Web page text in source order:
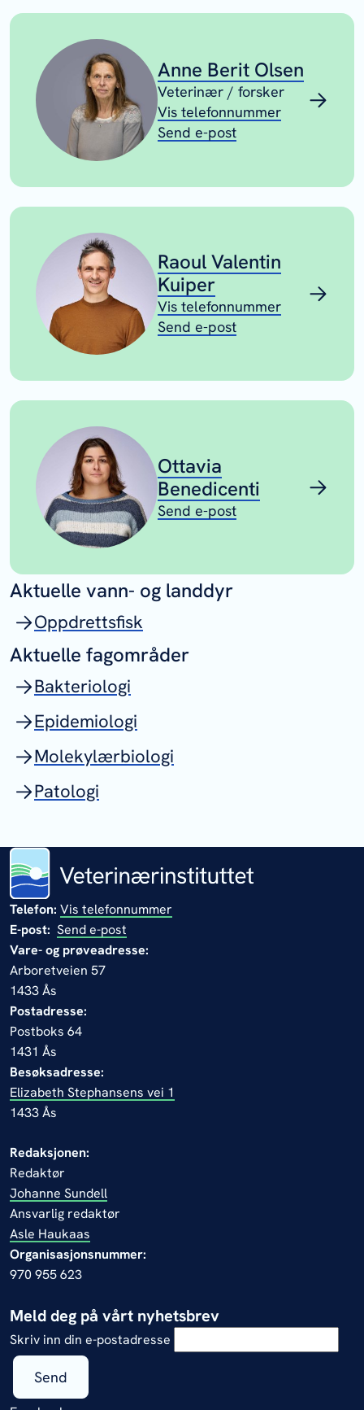
Anne Berit Olsen
Veterinær / forsker
Vis telefonnummer
Send e-post
Raoul Valentin
Kuiper
Vis telefonnummer
Send e-post
Ottavia
Benedicenti
Send e-post
Aktuelle vann- og landdyr
Oppdrettsfisk
Aktuelle fagområder
Bakteriologi
Epidemiologi
Molekylærbiologi
Patologi
Telefon: Vis telefonnummer
E-post: Send e-post
Vare- og prøveadresse:
Arboretveien 57
1433 Ås
Postadresse:
Postboks 64
1431 Ås
Besøksadresse:
Elizabeth Stephansens vei 1
1433 Ås
Redaksjonen:
Redaktør
Johanne Sundell
Ansvarlig redaktør
Asle Haukaas
Organisasjonsnummer:
970 955 623
Meld deg på vårt nyhetsbrev
Skriv inn din e-postadresse
Send